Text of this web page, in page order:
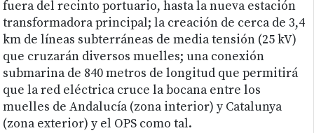
fuera del recinto portuario, hasta la nueva estación
transformadora principal; la creación de cerca de 3,4
km de líneas subterráneas de media tensión (25 kV)
que cruzarán diversos muelles; una conexión
submarina de 840 metros de longitud que permitirá
que la red eléctrica cruce la bocana entre los
muelles de Andalucía (zona interior) y Catalunya
(zona exterior) y el OPS como tal.